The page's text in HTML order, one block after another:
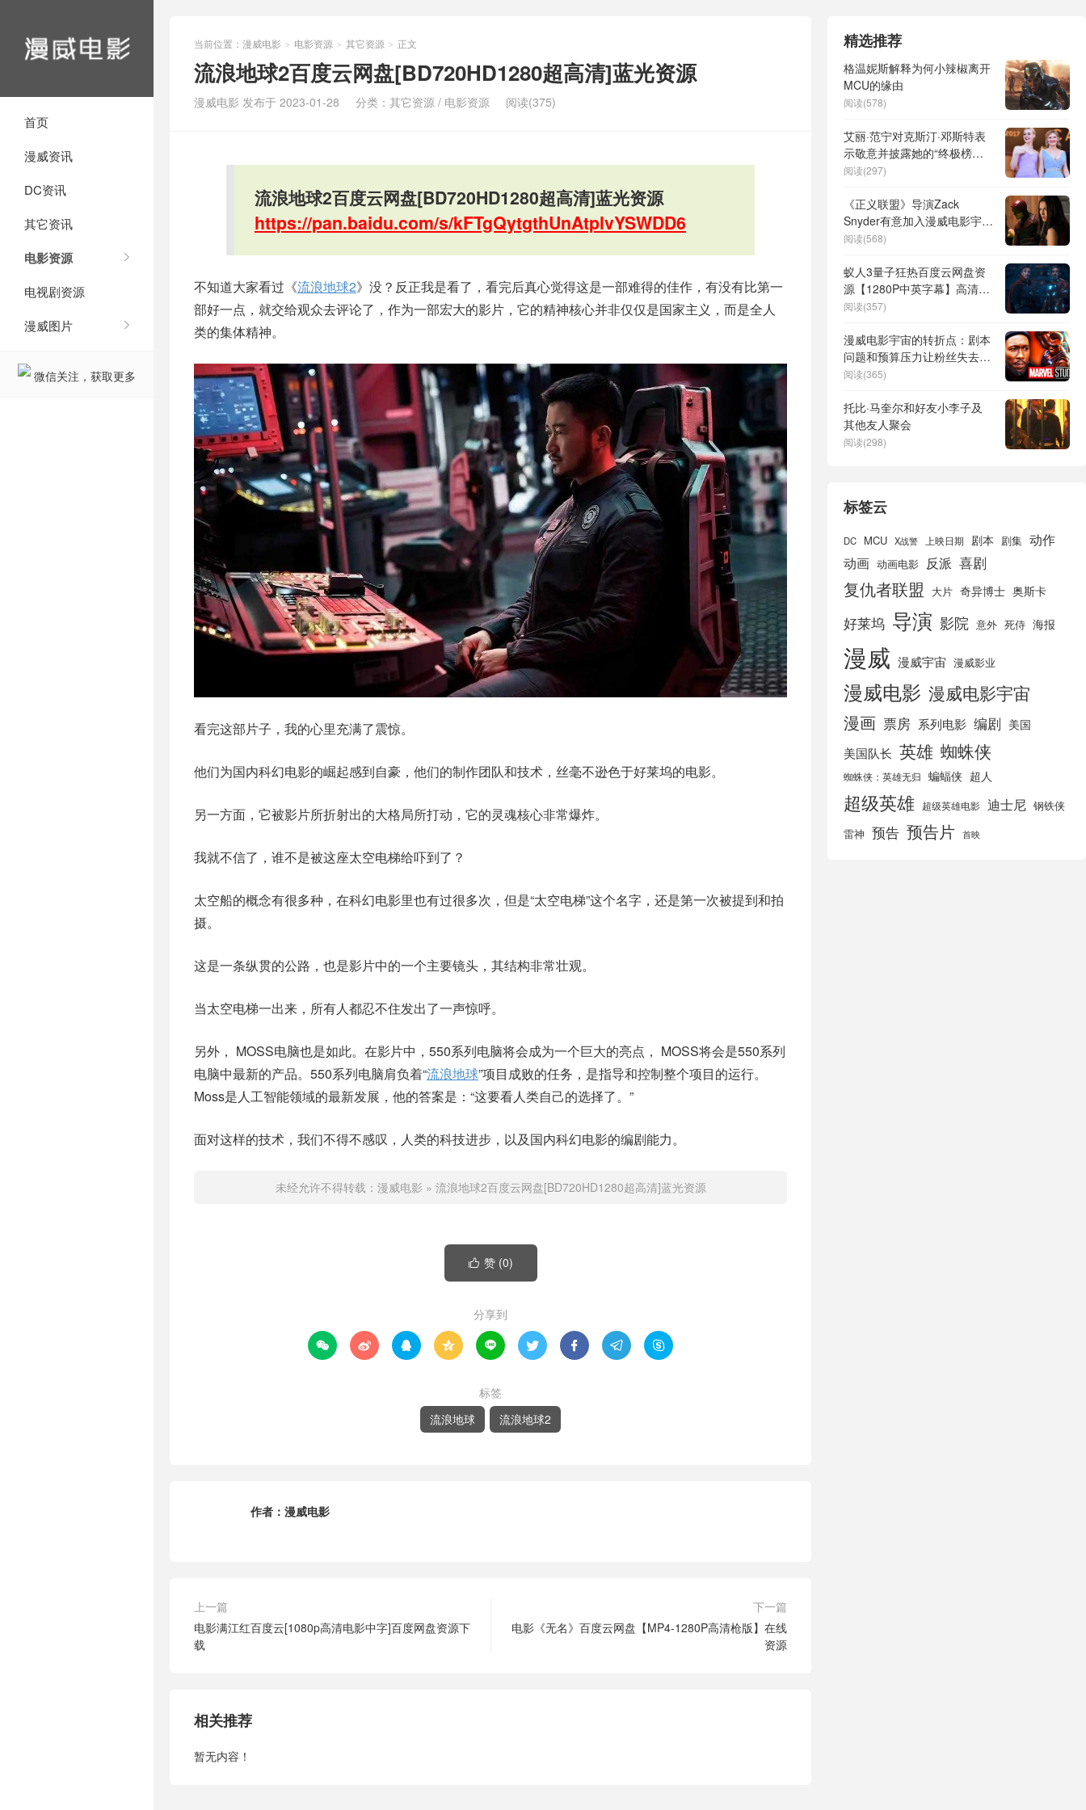
首页
漫威资讯
DC资讯
其它资讯
电影资源
电视剧资源
漫威图片
微信关注，获取更多
当前位置： 漫威电影 > 电影资源 > 其它资源 > 正文
流浪地球2百度云网盘[BD720HD1280超高清]蓝光资源
漫威电影 发布于 2023-01-28 分类： 其它资源 / 电影资源 阅读(375)
流浪地球2百度云网盘[BD720HD1280超高清]蓝光资源
https://pan.baidu.com/s/kFTgQytgthUnAtplvYSWDD6
不知道大家看过《流浪地球2》没？反正我是看了，看完后真心觉得这是一部难得的佳作，有没有比第一
部好一点，就交给观众去评论了，作为一部宏大的影片，它的精神核心并非仅仅是国家主义，而是全人
类的集体精神。
看完这部片子，我的心里充满了震惊。
他们为国内科幻电影的崛起感到自豪，他们的制作团队和技术，丝毫不逊色于好莱坞的电影。
另一方面，它被影片所折射出的大格局所打动，它的灵魂核心非常爆炸。
我就不信了，谁不是被这座太空电梯给吓到了？
太空船的概念有很多种，在科幻电影里也有过很多次，但是“太空电梯”这个名字，还是第一次被提到和拍
摄。
这是一条纵贯的公路，也是影片中的一个主要镜头，其结构非常壮观。
当太空电梯一出来，所有人都忍不住发出了一声惊呼。
另外， MOSS电脑也是如此。在影片中，550系列电脑将会成为一个巨大的亮点， MOSS将会是550系列
电脑中最新的产品。550系列电脑肩负着“流浪地球”项目成败的任务，是指导和控制整个项目的运行。
Moss是人工智能领域的最新发展，他的答案是：“这要看人类自己的选择了。”
面对这样的技术，我们不得不感叹，人类的科技进步，以及国内科幻电影的编剧能力。
未经允许不得转载： 漫威电影 » 流浪地球2百度云网盘[BD720HD1280超高清]蓝光资源
 赞 (0)
分享到
        
标签
流浪地球
流浪地球2
作者： 漫威电影
上一篇
电影满江红百度云[1080p高清电影中字]百度网盘资源下
载
下一篇
电影《无名》百度云网盘【MP4-1280P高清枪版】在线
资源
相关推荐
暂无内容！
精选推荐
格温妮斯解释为何小辣椒离开
MCU的缘由
阅读(578)
艾丽·范宁对克斯汀·邓斯特表
示敬意并披露她的“终极榜
样”妮可·基德曼
阅读(297)
《正义联盟》导演Zack
Snyder有意加入漫威电影宇宙
执导《刀锋战士：复活》？
阅读(568)
蚁人3量子狂热百度云网盘资
源【1280P中英字幕】高清云
盘链接
阅读(357)
漫威电影宇宙的转折点：剧本
问题和预算压力让粉丝失去信
心
阅读(365)
托比·马奎尔和好友小李子及
其他友人聚会
阅读(298)
标签云
DC MCU X战警 上映日期 剧本 剧集 动作
动画 动画电影 反派 喜剧
复仇者联盟 大片 奇异博士 奥斯卡
好莱坞 导演 影院 意外 死侍 海报
漫威 漫威宇宙 漫威影业
漫威电影 漫威电影宇宙
漫画 票房 系列电影 编剧 美国
美国队长 英雄 蜘蛛侠
蜘蛛侠：英雄无归 蝙蝠侠 超人
超级英雄 超级英雄电影 迪士尼 钢铁侠
雷神 预告 预告片 首映